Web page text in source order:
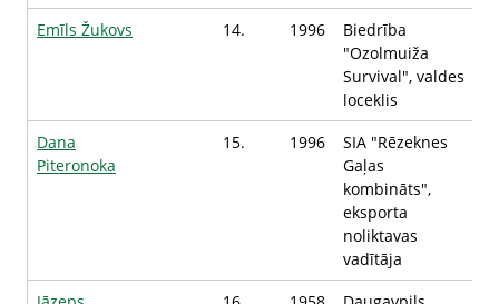
Emīls Žukovs
14. 1996
Biedrība
"Ozolmuiža
Survival", valdes
loceklis
Dana
Piteronoka
15. 1996
SIA "Rēzeknes
Gaļas
kombināts",
eksporta
noliktavas
vadītāja